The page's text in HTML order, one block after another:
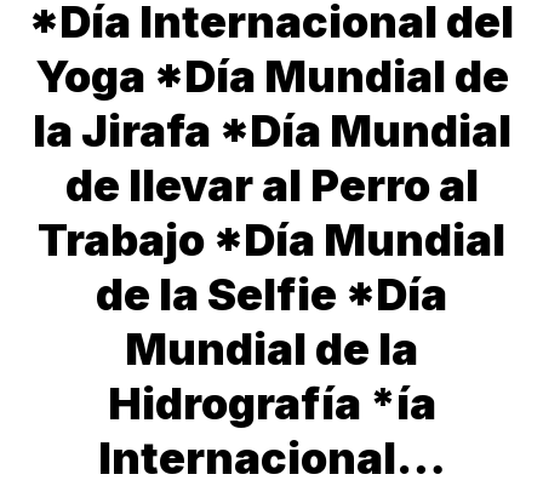
*Día Internacional del
Yoga *Día Mundial de
la Jirafa *Día Mundial
de llevar al Perro al
Trabajo *Día Mundial
de la Selfie *Día
Mundial de la
Hidrografía *ía
Internacional…